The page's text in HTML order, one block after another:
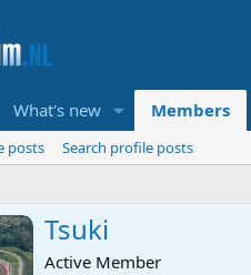
What's new Members
posts
Search profile posts
Tsuki
Active Member